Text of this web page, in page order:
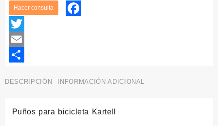
Facebook
Twitter
Email
DESCRIPCIÓN INFORMACIÓN ADICIONAL
Puños para bicicleta Kartell